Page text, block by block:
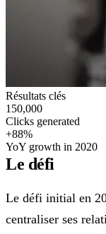
Résultats clés
150,000
Clicks generated
+88%
YoY growth in 2020
Le défi
Le défi initial en
centraliser ses